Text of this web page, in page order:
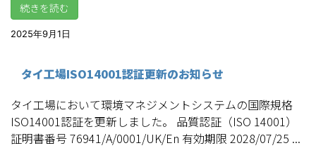
続きを読む
2025年9月1日
タイ工場ISO14001認証更新のお知らせ
タイ工場において環境マネジメントシステムの国際規格
ISO14001認証を更新しました。 品質認証（ISO 14001）
証明書番号 76941/A/0001/UK/En 有効期限 2028/07/25 ...